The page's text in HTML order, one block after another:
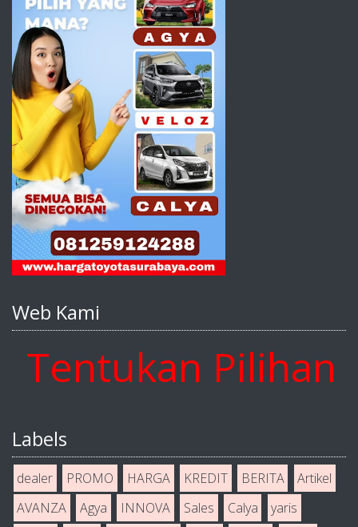
Web Kami
Pilihan
Labels
dealer PROMO HARGA KREDIT BERITA
Artikel
AVANZA
Agya INNOVA Sales Calya
yaris